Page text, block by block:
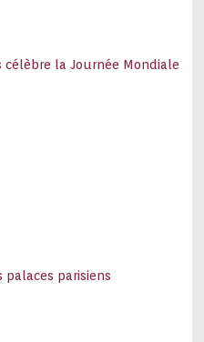
célèbre la Journée Mondiale
palaces parisiens